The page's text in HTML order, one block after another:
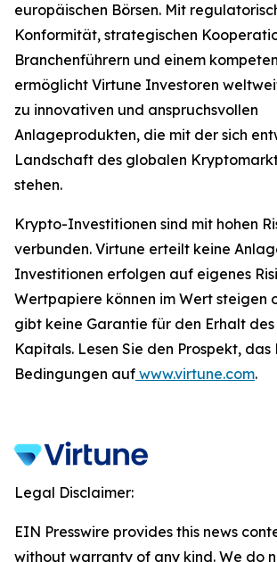
europäischen Börsen. Mit
Konformität, strategischen
Branchenführern und einem
ermöglicht Virtune Investoren
zu innovativen und anspruchsvollen
Anlageprodukten, die mit der sich
Landschaft des globalen
stehen.
Krypto-Investitionen sind mit hohen
verbunden. Virtune erteilt keine
Investitionen erfolgen auf eigenes
Wertpapiere können im Wert steigen
gibt keine Garantie für den Erhalt
Kapitals. Lesen Sie den Prospekt,
Bedingungen auf www.virtune.com.
Legal Disclaimer:
EIN Presswire provides this news
without warranty of any kind. We do